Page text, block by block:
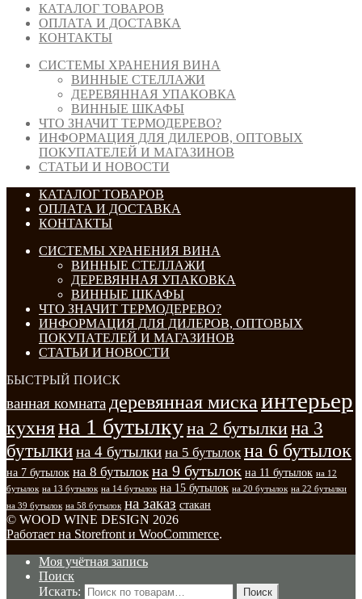
КАТАЛОГ ТОВАРОВ
ОПЛАТА И ДОСТАВКА
КОНТАКТЫ
СИСТЕМЫ ХРАНЕНИЯ ВИНА
ВИННЫЕ СТЕЛЛАЖИ
ДЕРЕВЯННАЯ УПАКОВКА
ВИННЫЕ ШКАФЫ
ЧТО ЗНАЧИТ ТЕРМОДЕРЕВО?
ИНФОРМАЦИЯ ДЛЯ ДИЛЕРОВ, ОПТОВЫХ
ПОКУПАТЕЛЕЙ И МАГАЗИНОВ
СТАТЬИ И НОВОСТИ
КАТАЛОГ ТОВАРОВ
ОПЛАТА И ДОСТАВКА
КОНТАКТЫ
СИСТЕМЫ ХРАНЕНИЯ ВИНА
ВИННЫЕ СТЕЛЛАЖИ
ДЕРЕВЯННАЯ УПАКОВКА
ВИННЫЕ ШКАФЫ
ЧТО ЗНАЧИТ ТЕРМОДЕРЕВО?
ИНФОРМАЦИЯ ДЛЯ ДИЛЕРОВ, ОПТОВЫХ
ПОКУПАТЕЛЕЙ И МАГАЗИНОВ
СТАТЬИ И НОВОСТИ
БЫСТРЫЙ ПОИСК
ванная комната деревянная миска интерьер
кухняна 1 бутылкуна 2 бутылкина 3
бутылкина 4 бутылки на 5 бутылок на 6 бутылок
на 7 бутылок на 8 бутылок на 9 бутылок на 11 бутылок на 12
бутылок на 13 бутылок на 14 бутылок на 15 бутылок на 20 бутылок на 22 бутылки
на 39 бутылок на 58 бутылок на заказ стакан
© WOOD WINE DESIGN 2026
Работает на Storefront и WooCommerce.
Моя учётная запись
Поиск
Искать:
Поиск